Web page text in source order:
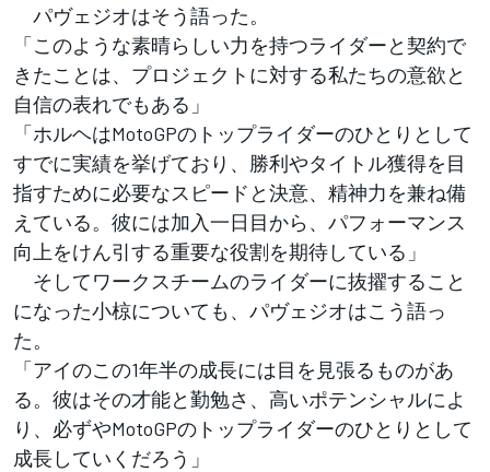
パヴェジオはそう語った。
「このような素晴らしい力を持つライダーと契約で
きたことは、プロジェクトに対する私たちの意欲と
自信の表れでもある」
「ホルヘはMotoGPのトップライダーのひとりとして
すでに実績を挙げており、勝利やタイトル獲得を目
指すために必要なスピードと決意、精神力を兼ね備
えている。彼には加入一日目から、パフォーマンス
向上をけん引する重要な役割を期待している」
そしてワークスチームのライダーに抜擢すること
になった小椋についても、パヴェジオはこう語っ
た。
「アイのこの1年半の成長には目を見張るものがあ
る。彼はその才能と勤勉さ、高いポテンシャルによ
り、必ずやMotoGPのトップライダーのひとりとして
成長していくだろう」